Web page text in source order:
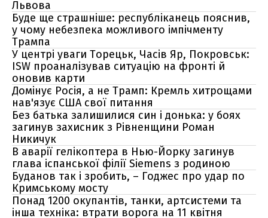
Львова
Буде ще страшніше: республіканець пояснив,
у чому небезпека можливого імпічменту
Трампа
У центрі уваги Торецьк, Часів Яр, Покровськ:
ISW проаналізував ситуацію на фронті й
оновив карти
Домінує Росія, а не Трамп: Кремль хитрощами
нав'язує США свої питання
Без батька залишилися син і донька: у боях
загинув захисник з Рівненщини Роман
Никичук
В аварії гелікоптера в Нью-Йорку загинув
глава іспанської філії Siemens з родиною
Буданов так і зробить, – Годжес про удар по
Кримському мосту
Понад 1200 окупантів, танки, артсистеми та
інша техніка: втрати ворога на 11 квітня